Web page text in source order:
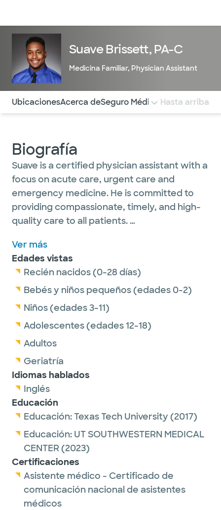
Suave Brissett, PA-C
Medicina Familiar, Physician Assistant
Utilice esta navegación para saltar rápidamente a
UbicacionesAcerca deSeguro Médico COMENTARIOS
Hasta arriba
Biografía
Suave is a certified physician assistant with a
focus on acute care, urgent care and
emergency medicine. He is committed to
providing compassionate, timely, and high-
quality care to all patients.
Outside the clinic, he enjoys spending time
with family, sports, exercising, fishing,
traveling, and watching movies and TV
shows.
Ver más
Edades vistas
Recién nacidos (0-28 días)
Bebés y niños pequeños (edades 0-2)
Niños (edades 3-11)
Adolescentes (edades 12-18)
Adultos
Geriatría
Idiomas hablados
Inglés
Educación
Educación:Texas Tech University (2017)
Educación: UT SOUTHWESTERN MEDICAL
CENTER (2023)
Certificaciones
Asistente médico - Certificado de
comunicación nacional de asistentes
médicos